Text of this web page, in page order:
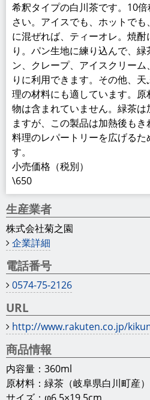
希釈タイプの白川茶です。10
さい。アイスでも、ホットで
に混ぜれば、ティーオレ。焼
り。パン生地に練り込んで、
ン、クレープ、アイスクリー
りに利用できます。その他、
理の材料にも適しています。
物は含まれていません。緑茶
ますが、この製品は加熱後もき
料理のレパートリーを広げる
す。
小売価格（税別）
\650
生産業者
株式会社菊之園
企業詳細
電話番号
0574-75-2126
URL
http://www.rakuten.co.jp/
商品情報
内容量：360ml
原材料：緑茶（岐阜県白川町産）